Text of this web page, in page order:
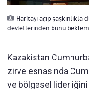
Haritayı açıp şaşkınlıkla
devletlerinden bunu
Kazakistan
zirve esnasında
ve bölgesel